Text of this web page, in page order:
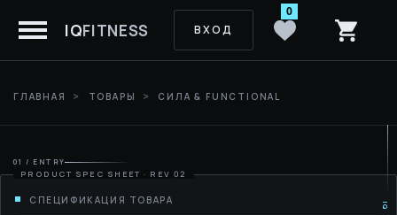
IQFITNESS ВХОД
0
ГЛАВНАЯ ТОВАРЫ СИЛА & FUNCTIONAL
01 / ENTRY
IQ